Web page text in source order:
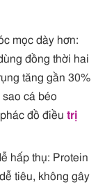
mọc dày hơn:
đồng thời hai
tăng gần 30%
cá béo
đồ điều trị
hấp thụ: Protein
tiêu, không gây